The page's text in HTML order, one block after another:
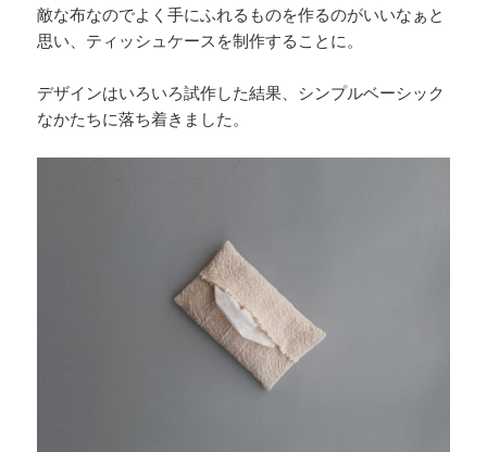
敵な布なのでよく手にふれるものを作るのがいいなぁと
思い、ティッシュケースを制作することに。
デザインはいろいろ試作した結果、シンプルベーシック
なかたちに落ち着きました。